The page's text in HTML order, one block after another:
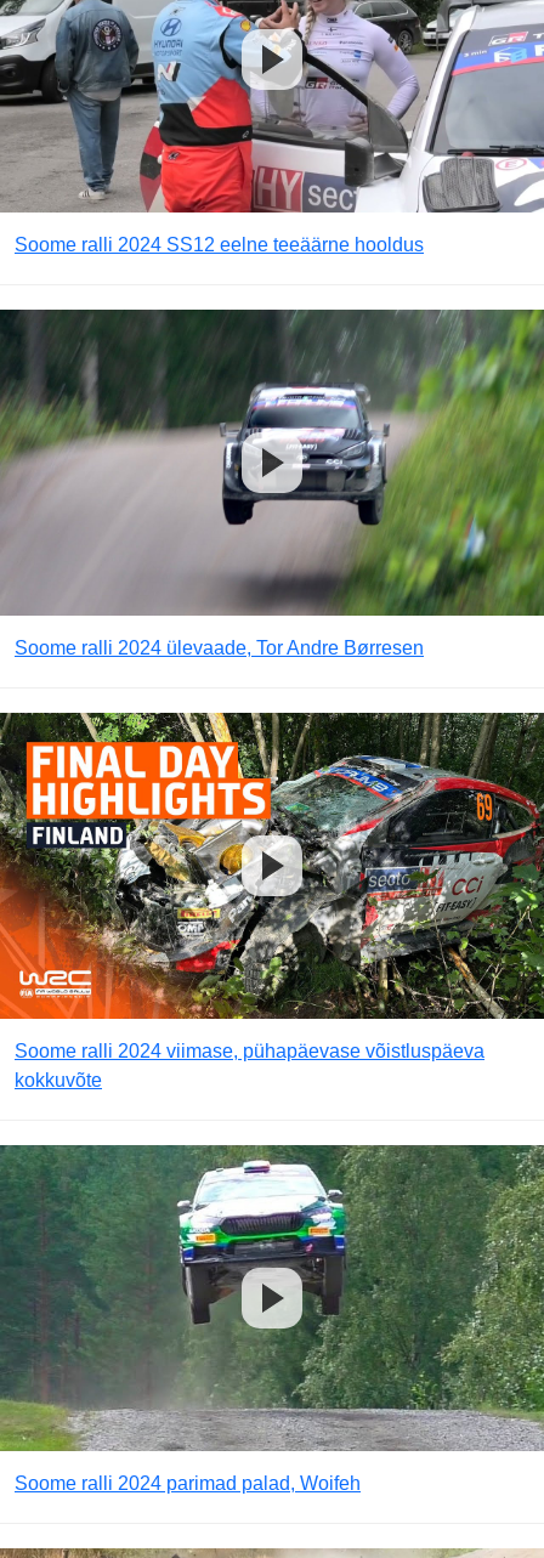
Soome ralli 2024 SS12 eelne teeäärne hooldus
Soome ralli 2024 ülevaade, Tor Andre Børresen
Soome ralli 2024 viimase, pühapäevase võistluspäeva
kokkuvõte
Soome ralli 2024 parimad palad, Woifeh